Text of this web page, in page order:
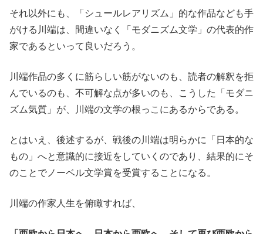
それ以外にも、「シュールレアリズム」的な作品なども手
がける川端は、間違いなく「モダニズム文学」の代表的作
家であるといって良いだろう。
川端作品の多くに筋らしい筋がないのも、読者の解釈を拒
んでいるのも、不可解な点が多いのも、こうした「モダニ
ズム気質」が、川端の文学の根っこにあるからである。
とはいえ、後述するが、戦後の川端は明らかに「日本的な
もの」へと意識的に接近をしていくのであり、結果的にそ
のことでノーベル文学賞を受賞することになる。
川端の作家人生を俯瞰すれば、